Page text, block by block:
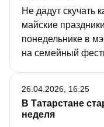
Не дадут скучать
майские
понедельнике в
на семейный
В Татарстане
неделя
26.04.2026, 16:25